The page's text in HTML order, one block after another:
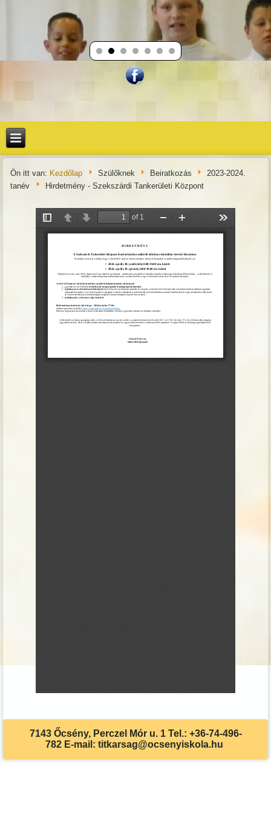
Ön itt van: Kezdőlap Szülőknek Beiratkozás
2023-2024.
tanév
Hirdetmény - Szekszárdi Tankerületi Központ
7143 Őcsény, Perczel Mór u. 1 Tel.: +36-74-496-
782 E-mail: titkarsag@ocsenyiskola.hu